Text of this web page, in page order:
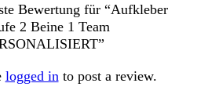
Bewertung für “Aufkleber
2 Beine 1 Team
logged into post a review.